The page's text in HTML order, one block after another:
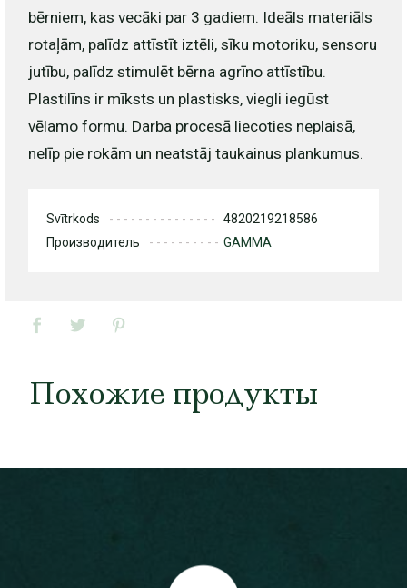
bērniem, kas vecāki par 3 gadiem. Ideāls materiāls
rotaļām, palīdz attīstīt iztēli, sīku motoriku, sensoru
jutību, palīdz stimulēt bērna agrīno attīstību.
Plastilīns ir mīksts un plastisks, viegli iegūst
vēlamo formu. Darba procesā liecoties neplaisā,
nelīp pie rokām un neatstāj taukainus plankumus.
Svītrkods
4820219218586
Производитель
GAMMA
Похожие продукты